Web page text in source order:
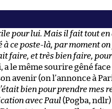
pour lui. Mais il fait tout en
à ce poste-là, par moment
faire, et très bien faire,
a le même sourire gêné
avenir (on l’annonce à
bien pour prendre mes
avec Paul(Pogba, ndlr)